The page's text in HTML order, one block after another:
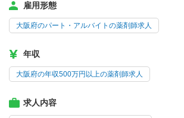
雇用形態
大阪府のパート・アルバイトの薬剤師求人
年収
大阪府の年収500万円以上の薬剤師求人
求人内容